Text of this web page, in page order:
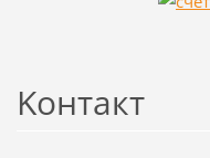
Koнтакт